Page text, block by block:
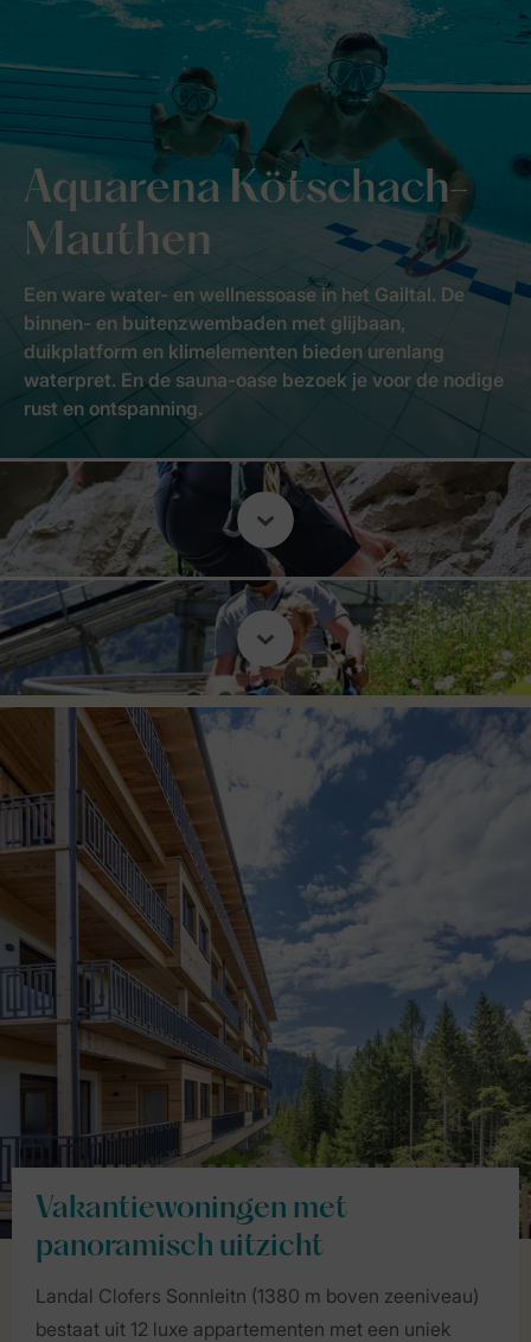
Aquarena Kötschach-
Mauthen
Een ware water- en wellnessoase in het Gailtal. De
binnen- en buitenzwembaden met glijbaan,
duikplatform en klimelementen bieden urenlang
waterpret. En de sauna-oase bezoek je voor de nodige
rust en ontspanning.
Vakantiewoningen met
panoramisch uitzicht
Landal Clofers Sonnleitn (1380 m boven zeeniveau)
bestaat uit 12 luxe appartementen met een uniek